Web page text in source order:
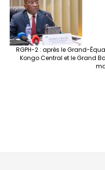
RGPH-2 : après le Grand-
Kongo Central et le Grand